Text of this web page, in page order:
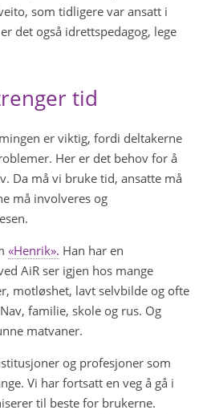
som tidligere var ansatt i
det også idrettspedagog, lege
tid
er viktig, fordi deltakerne
Her er det behov for å
Da må vi bruke tid, ansatte må
må involveres og
«Henrik». Han har en
AiR ser igjen hos mange
motløshet, lavt selvbilde og ofte
familie, skole og rus. Og
matvaner.
og profesjoner som
Vi har fortsatt en veg å gå i
til beste for brukerne.